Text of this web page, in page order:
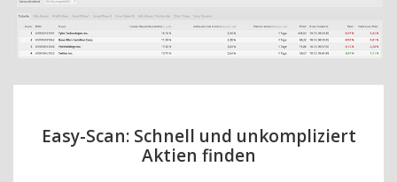
Easy-Scan: Schnell und unkompliziert
Aktien finden